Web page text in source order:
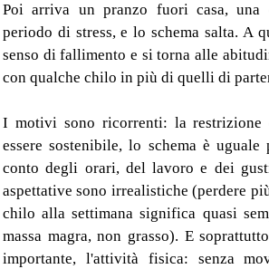
Poi arriva un pranzo fuori casa, una
periodo di stress, e lo schema salta. A
senso di fallimento e si torna alle
con qualche chilo in più di quelli di
I motivi sono ricorrenti: la restrizione
essere sostenibile, lo schema è
conto degli orari, del lavoro e dei
aspettative sono irrealistiche (perdere
chilo alla settimana significa quasi
massa magra, non grasso). E
importante, l'attività fisica: senza